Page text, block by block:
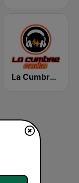
La Cumbre Radio